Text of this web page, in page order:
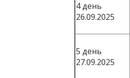
4 день
26.09.2025
5 день
27.09.2025